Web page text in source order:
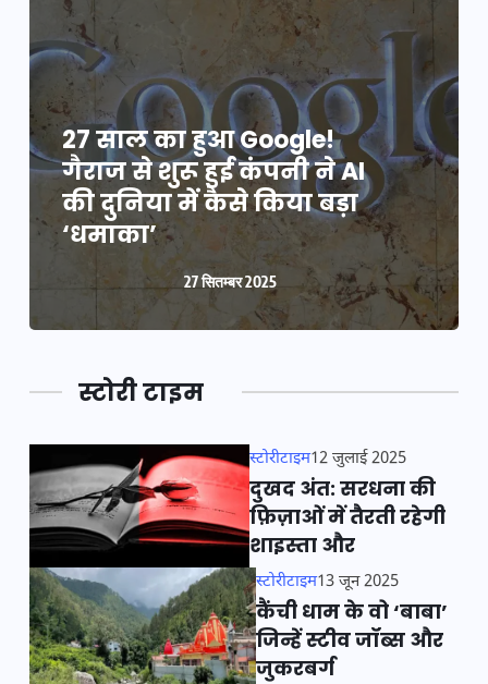
27 साल का हुआ Google!
गैराज से शुरू हुई कंपनी ने AI
की दुनिया में कैसे किया बड़ा
‘धमाका’
27 सितम्बर 2025
स्टोरी टाइम
स्टोरीटाइम12 जुलाई 2025
दुखद अंत: सरधना की
फ़िज़ाओं में तैरती रहेगी
शाइस्ता और
स्टोरीटाइम13 जून 2025
कैंची धाम के वो ‘बाबा’
जिन्हें स्टीव जॉब्स और
जुकरबर्ग